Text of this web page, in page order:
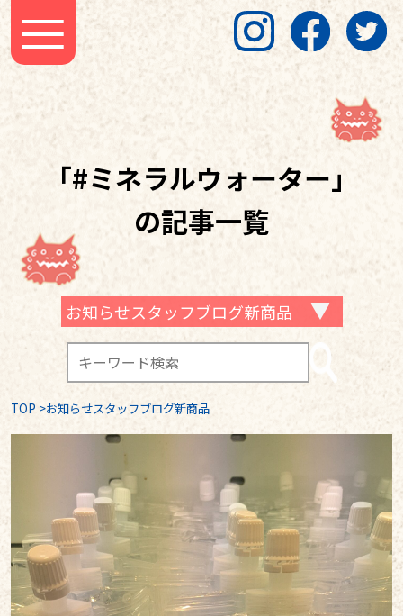
「#ミネラルウォーター」
の記事一覧
お知らせスタッフブログ新商品
TOP >お知らせスタッフブログ新商品